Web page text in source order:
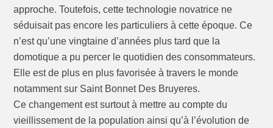
approche. Toutefois, cette technologie novatrice ne
séduisait pas encore les particuliers à cette époque. Ce
n’est qu’une vingtaine d’années plus tard que la
domotique a pu percer le quotidien des consommateurs.
Elle est de plus en plus favorisée à travers le monde
notamment sur Saint Bonnet Des Bruyeres.
Ce changement est surtout à mettre au compte du
vieillissement de la population ainsi qu’à l’évolution de